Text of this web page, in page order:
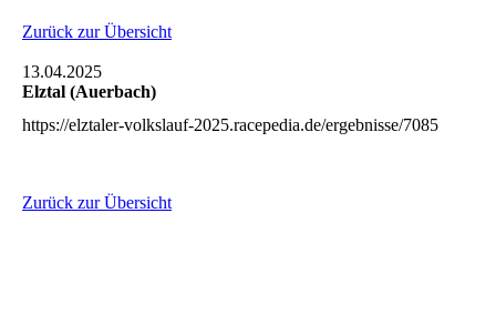
Zurück zur Übersicht
13.04.2025
Elztal (Auerbach)
https://elztaler-volkslauf-2025.racepedia.de/ergebnisse/7085
Zurück zur Übersicht